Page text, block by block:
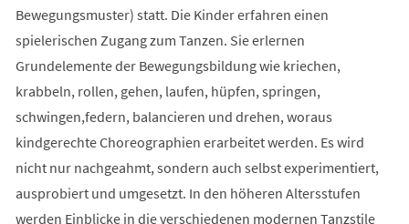
Bewegungsmuster) statt. Die Kinder erfahren einen
spielerischen Zugang zum Tanzen. Sie erlernen
Grundelemente der Bewegungsbildung wie kriechen,
krabbeln, rollen, gehen, laufen, hüpfen, springen,
schwingen,federn, balancieren und drehen, woraus
kindgerechte Choreographien erarbeitet werden. Es wird
nicht nur nachgeahmt, sondern auch selbst experimentiert,
ausprobiert und umgesetzt. In den höheren Altersstufen
werden Einblicke in die verschiedenen modernen Tanzstile